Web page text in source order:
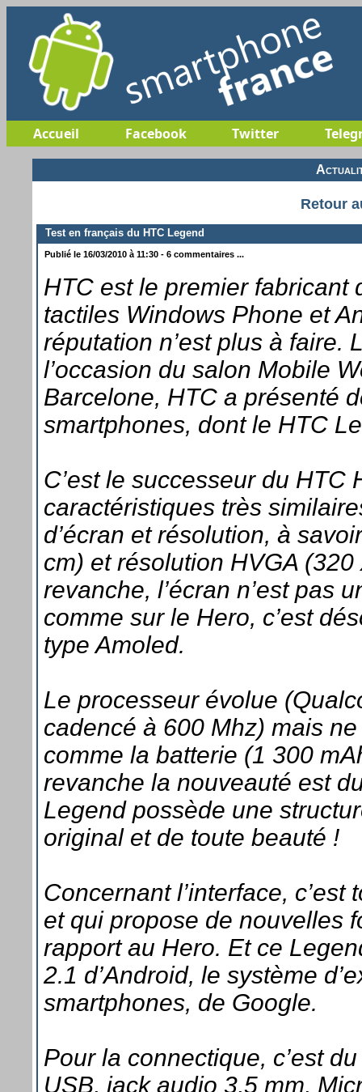
Accueil Facebook Twitter
Retour
Test en français du HTC Legend
Publié le 16/03/2010 à 11:30 - 6 commentaires ...
HTC est le premier fabricant
tactiles Windows Phone et
réputation n’est plus à faire.
l’occasion du salon Mobile
Barcelone, HTC a présenté
smartphones, dont le HTC
C’est le successeur du HTC
caractéristiques très
d’écran et résolution, à
cm) et résolution HVGA
revanche, l’écran n’est pas
comme sur le Hero, c’est
type Amoled.
Le processeur évolue
cadencé à 600 Mhz) mais
comme la batterie (1 300
revanche la nouveauté est
Legend possède une
original et de toute beauté !
Concernant l’interface, c’est
et qui propose de nouvelles
rapport au Hero. Et ce
2.1 d’Android, le système
smartphones, de Google.
Pour la connectique, c’est
USB, jack audio 3,5 mm,